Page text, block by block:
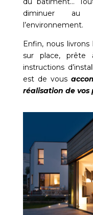
diminuer au
l’environnement.
Enfin, nous
sur place, prête
instructions
est de vous
réalisation de vos